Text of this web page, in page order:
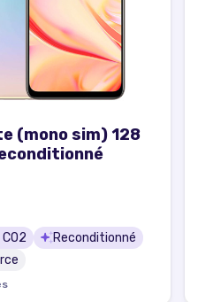
(mono sim) 128
CO2
Reconditionné
s